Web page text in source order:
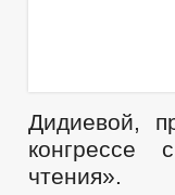
Дидиевой,
конгрессе
чтения».